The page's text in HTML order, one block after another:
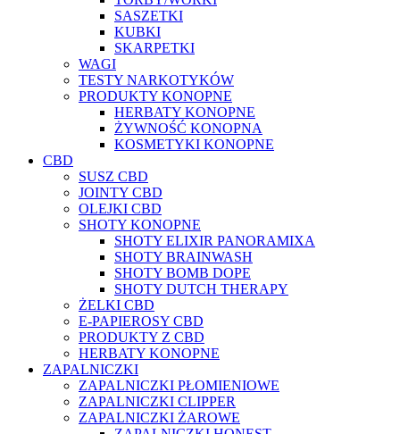
SASZETKI
KUBKI
SKARPETKI
WAGI
TESTY NARKOTYKÓW
PRODUKTY KONOPNE
HERBATY KONOPNE
ŻYWNOŚĆ KONOPNA
KOSMETYKI KONOPNE
CBD
SUSZ CBD
JOINTY CBD
OLEJKI CBD
SHOTY KONOPNE
SHOTY ELIXIR PANORAMIXA
SHOTY BRAINWASH
SHOTY BOMB DOPE
SHOTY DUTCH THERAPY
ŻELKI CBD
E-PAPIEROSY CBD
PRODUKTY Z CBD
HERBATY KONOPNE
ZAPALNICZKI
ZAPALNICZKI PŁOMIENIOWE
ZAPALNICZKI CLIPPER
ZAPALNICZKI ŻAROWE